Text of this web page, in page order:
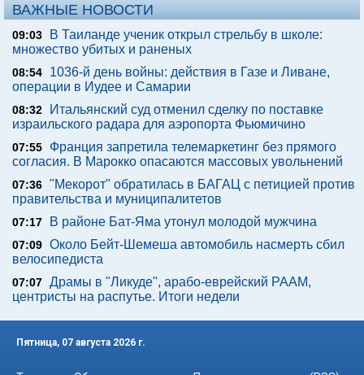
ВАЖНЫЕ НОВОСТИ
09:03
В Таиланде ученик открыл стрельбу в школе:
множество убитых и раненых
08:54
1036-й день войны: действия в Газе и Ливане,
операции в Иудее и Самарии
08:32
Итальянский суд отменил сделку по поставке
израильского радара для аэропорта Фьюмичино
07:55
Франция запретила телемаркетинг без прямого
согласия. В Марокко опасаются массовых увольнений
07:36 "Мекорот" обратилась в БАГАЦ с петицией против
правительства и муниципалитетов
07:17 В районе Бат-Яма утонул молодой мужчина
07:09 Около Бейт-Шемеша автомобиль насмерть сбил
велосипедиста
07:07 Драмы в "Ликуде", арабо-еврейский РААМ,
центристы на распутье. Итоги недели
Пятница, 07 августа 2026 г.